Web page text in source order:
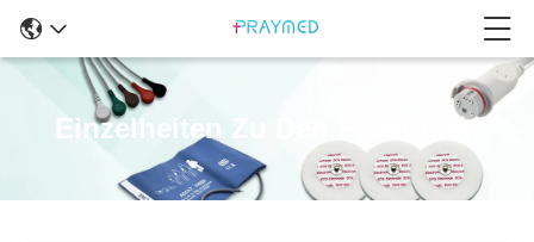
Einzelheiten Zu Den Produkten